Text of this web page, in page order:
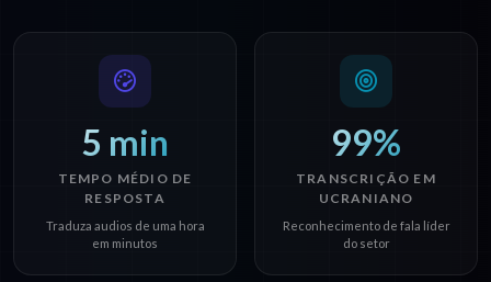
5 min
TEMPO MÉDIO DE
RESPOSTA
Traduza audios de uma hora
em minutos
99%
TRANSCRIÇÃO EM
UCRANIANO
Reconhecimento de fala líder
do setor